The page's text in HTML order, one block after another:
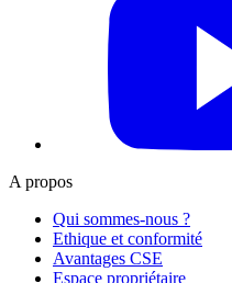
A propos
Qui sommes-nous ?
Ethique et conformité
Avantages CSE
Espace propriétaire